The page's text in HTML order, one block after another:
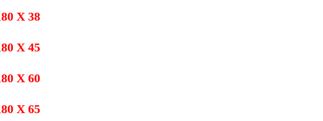
X 38
X 45
X 60
X 65